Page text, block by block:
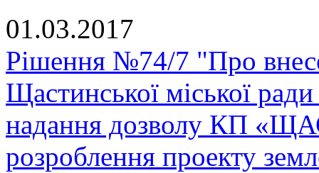
01.03.2017
Рішення №74/7 "Про
Щастинської міської
надання дозволу КП
розроблення проекту